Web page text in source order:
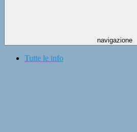
navigazione
Tutte le info